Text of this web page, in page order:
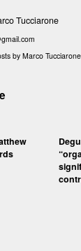
Tucciarone
by Marco Tucciarone